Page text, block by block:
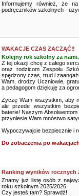
Informujemy również, że
podręczników szkolnych -
WAKACJE CZAS ZACZĄĆ‼️
Kolejny rok szkolny za nami.
Z tej okazji chcę z całego
oraz rodzicom Zespołu
spędzony czas, trud i
Wam, drodzy Uczniowie,
a pedagogom dziękuję za
Życzę Wam wszystkim, aby
ale przede wszystkim
baterie! Naszym
przyniesie Wam mnóstwo
Wypoczywajcie bezpiecznie i
Do zobaczenia po wakacjach
Ranking wyników rocznych
Znamy już listę osób z
roku szkolnym 2025/2026
Czy jesteś tam? Sprawdź!